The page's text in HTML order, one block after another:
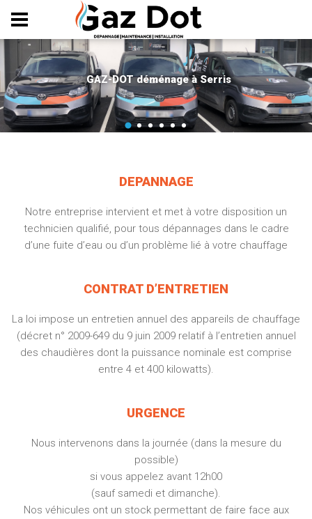
Panneau de gestion des cookies
GAZ-DOT déménage à Serris
DEPANNAGE
Notre entreprise intervient et met à votre disposition un
technicien qualifié, pour tous dépannages dans le cadre
d’une fuite d’eau ou d’un problème lié à votre chauffage
CONTRAT D’ENTRETIEN
La loi impose un entretien annuel des appareils de chauffage
(décret n° 2009-649 du 9 juin 2009 relatif à l’entretien annuel
des chaudières dont la puissance nominale est comprise
entre 4 et 400 kilowatts).
URGENCE
Nous intervenons dans la journée (dans la mesure du
possible)
si vous appelez avant 12h00
(sauf samedi et dimanche).
Nos véhicules ont un stock permettant de faire face aux